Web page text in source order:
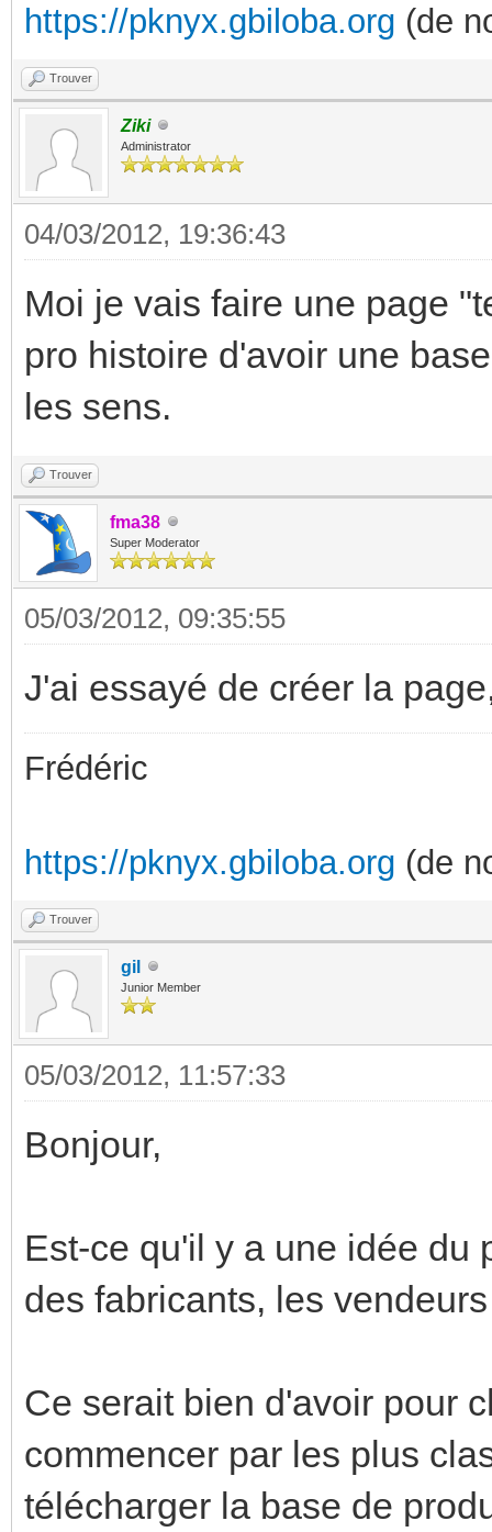
https://pknyx.gbiloba.org (de
Trouver
Ziki
Administrator
04/03/2012, 19:36:43
Moi je vais faire une page
pro histoire d'avoir une
les sens.
Trouver
fma38
Super Moderator
05/03/2012, 09:35:55
J'ai essayé de créer la
Frédéric
https://pknyx.gbiloba.org (de
Trouver
gil
Junior Member
05/03/2012, 11:57:33
Bonjour,
Est-ce qu'il y a une idée du
des fabricants, les
Ce serait bien d'avoir pour
commencer par les plus
télécharger la base de